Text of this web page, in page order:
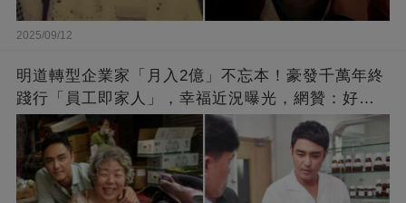
2025/09/12
明道轉型企業家「月入2億」不忘本！豪發千萬年終
踐行「員工即家人」，幸福近況曝光，網贊：好老
闆的福報